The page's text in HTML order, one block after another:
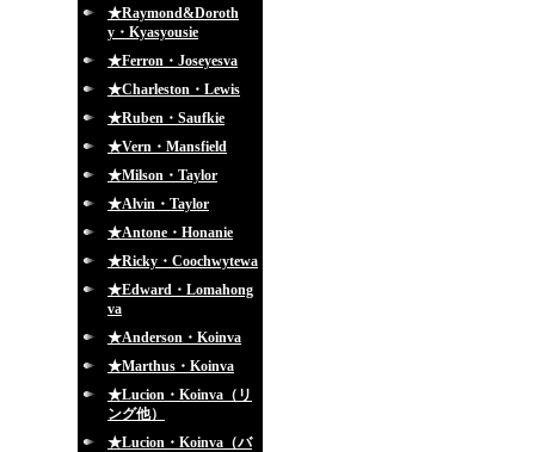
★Raymond&Doroth
y・Kyasyousie
★Ferron・Joseyesva
★Charleston・Lewis
★Ruben・Saufkie
★Vern・Mansfield
★Milson・Taylor
★Alvin・Taylor
★Antone・Honanie
★Ricky・Coochwytewa
★Edward・Lomahong
va
★Anderson・Koinva
★Marthus・Koinva
★Lucion・Koinva（リ
ング他）
★Lucion・Koinva（バ